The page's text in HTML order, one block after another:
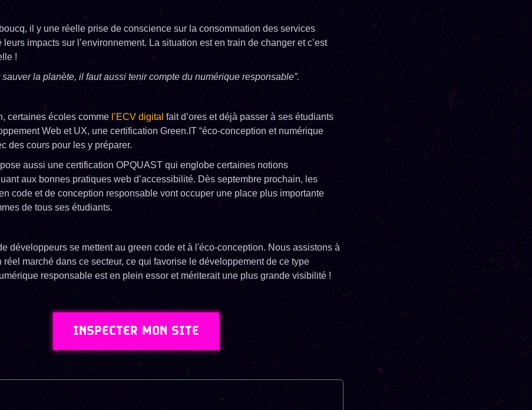
il y une réelle prise de conscience sur la consommation des services
leurs impacts sur l’environnement. La situation est en train de changer et c’est
!
sauver la planète, il faut aussi tenir compte du numérique responsable”.
certaines écoles comme l’ECV digital fait d’ores et déjà passer à ses étudiants
Web et UX, une certification Green.IT “éco-conception et numérique
des cours pour les y préparer.
aussi une certification OPQUAST qui englobe certaines notions
aux bonnes pratiques web d’accessibilité. Dès septembre prochain, les
code et de conception responsable vont occuper une place plus importante
de tous ses étudiants.
développeurs se mettent au green code et à l'éco-conception. Nous assistons à
réel marché dans ce secteur, ce qui favorise le développement de ce type
responsable est en plein essor et mériterait une plus grande visibilité !
INSPECTER MON SITE